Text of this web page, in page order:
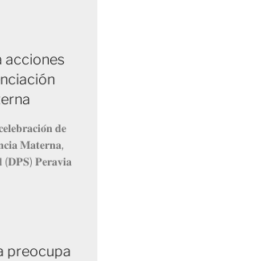
acciones
𝐝𝐞
𝐌𝐚𝐭𝐞𝐫𝐧𝐚,
(𝐃𝐏𝐒) 𝐏𝐞𝐫𝐚𝐯𝐢𝐚
preocupa